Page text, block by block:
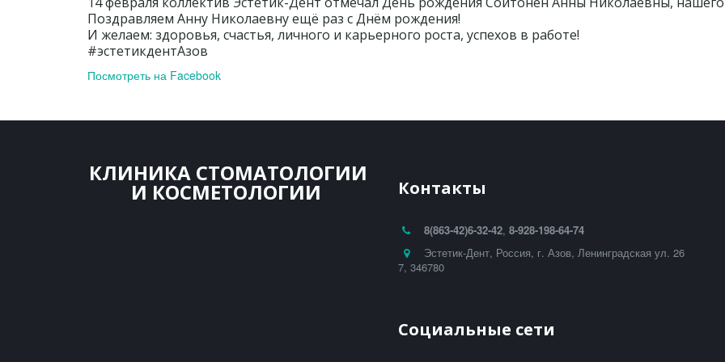
Поздравляем Анну Николаевну ещё раз с Днём рождения!
И желаем: здоровья, счастья, личного и карьерного роста, успехов в работе!
#эстетикдентАзов
Посмотреть на Facebook
КЛИНИКА СТОМАТОЛОГИИ
И КОСМЕТ­­ОЛОГИИ Контакты
8(863-42)6-32-42, 8-928-198-64-74
Эстетик-Дент, Россия, г. Азов, Ленинградская ул. 26
7, 346780
Социальные сети